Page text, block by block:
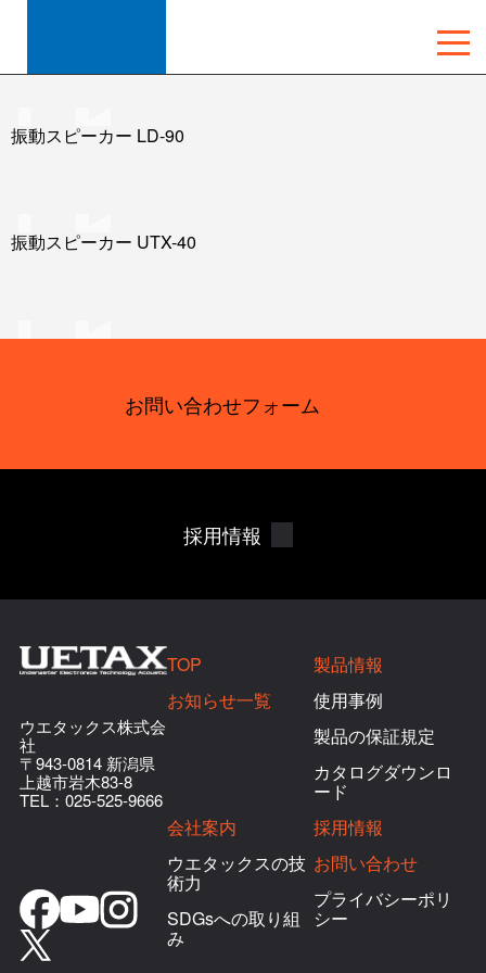
振動スピーカー LD-90
振動スピーカー UTX-40
お問い合わせフォーム
採用情報
ウエタックス株式会
社
〒943-0814 新潟県
上越市岩木83-8
TEL： 025-525-9666
TOP
お知らせ一覧
製品情報
使用事例
製品の保証規定
カタログダウンロ
ード
会社案内
ウエタックスの技
術力
SDGsへの取り組
み
採用情報
お問い合わせ
プライバシーポリ
シー